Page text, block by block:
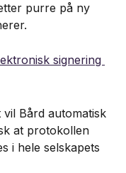
purre på ny
Bård automatisk
at protokollen
i hele selskapets